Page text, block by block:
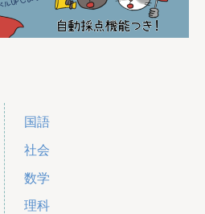
国語
社会
数学
理科